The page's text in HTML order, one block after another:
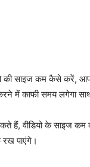
की साइज कम कैसे करें,
में काफी समय लगेगा साथ
हैं, वीडियो के
पाएंगे।